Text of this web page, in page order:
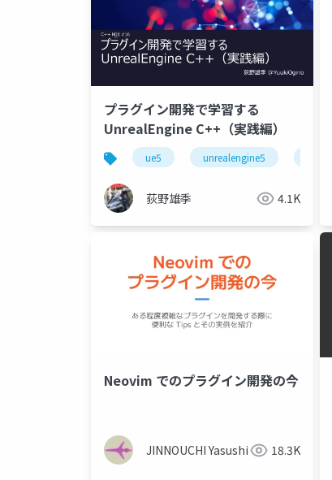
プラグイン開発で学習する
UnrealEngine C++（実践編）
ue5 unrealengine5
荻野雄季 4.1K
Neovim でのプラグイン開発の今
JINNOUCHI Yasushi 18.3K